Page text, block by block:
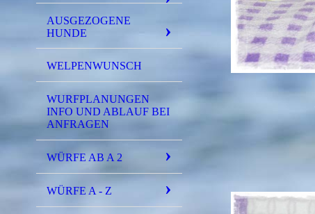
AUSGEZOGENE
HUNDE
WELPENWUNSCH
WURFPLANUNGEN
INFO UND ABLAUF BEI
ANFRAGEN
WÜRFE AB A 2
WÜRFE A - Z